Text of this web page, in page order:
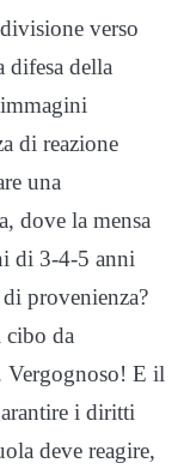
verso
difesa della
di reazione
una
dove la mensa
di 3-4-5 anni
provenienza?
cibo da
Vergognoso! E il
i diritti
deve reagire,